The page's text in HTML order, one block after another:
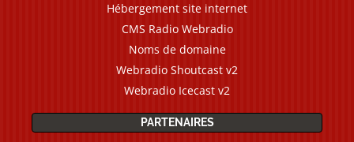
Hébergement site internet
CMS Radio Webradio
Noms de domaine
Webradio Shoutcast v2
Webradio Icecast v2
PARTENAIRES